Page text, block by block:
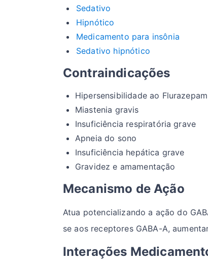
Sedativo
Hipnótico
Medicamento para insônia
Sedativo hipnótico
Contraindicações
Hipersensibilidade ao
Miastenia gravis
Insuficiência respiratória grave
Apneia do sono
Insuficiência hepática grave
Gravidez e amamentação
Mecanismo de Ação
Atua potencializando a ação do
se aos receptores GABA-A,
Interações